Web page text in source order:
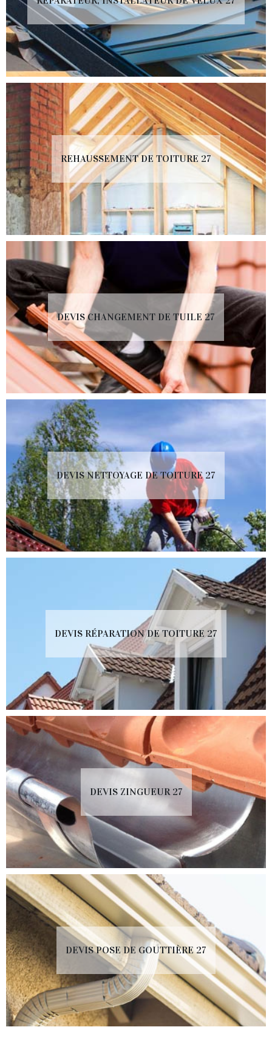
REHAUSSEMENT DE TOITURE 27
DEVIS CHANGEMENT DE TUILE 27
DEVIS NETTOYAGE DE TOITURE 27
DEVIS RÉPARATION DE TOITURE 27
DEVIS ZINGUEUR 27
DEVIS POSE DE GOUTTIÈRE 27